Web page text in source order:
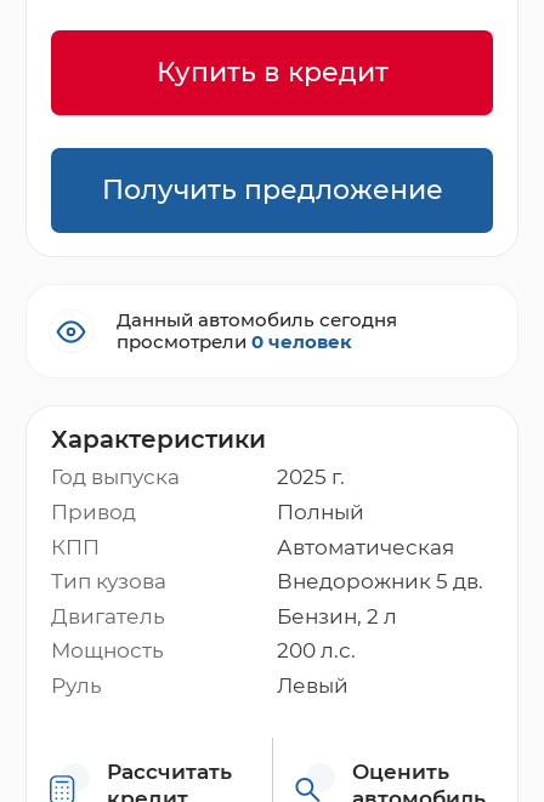
Характеристики
Год выпуска
2025 г.
Привод
Полный
КПП
Автоматическая
Тип кузова
Внедорожник 5 дв.
Двигатель
Бензин, 2 л
Мощность
200 л.с.
Руль
Левый
Рассчитать
Оценить
Купить в кредит
Получить предложение
Данный автомобиль сегодня
просмотрели0 человек